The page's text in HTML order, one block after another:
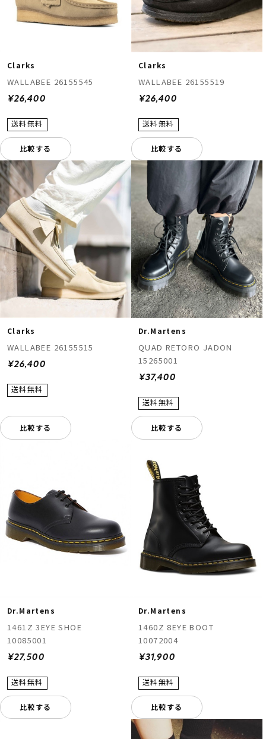
Clarks
WALLABEE 26155545
¥26,400
比較する
Clarks
WALLABEE 26155519
¥26,400
比較する
Clarks
WALLABEE 26155515
¥26,400
比較する
Dr.Martens
QUAD RETORO JADON
15265001
¥37,400
比較する
Dr.Martens
1461Z 3EYE SHOE
10085001
¥27,500
比較する
Dr.Martens
1460Z 8EYE BOOT
10072004
¥31,900
比較する